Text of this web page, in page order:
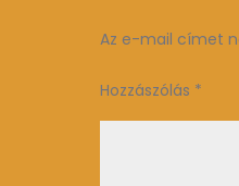
Az e-mail címet
Hozzászólás *